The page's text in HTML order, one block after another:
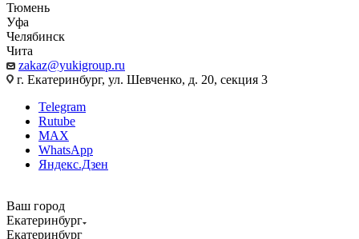
Тюмень
Уфа
Челябинск
Чита
zakaz@yukigroup.ru
г. Екатеринбург, ул. Шевченко, д. 20, секция 3
Telegram
Rutube
MAX
WhatsApp
Яндекс.Дзен
Ваш город
Екатеринбург
Екатеринбург